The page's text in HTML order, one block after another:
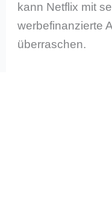
kann Netflix mit
werbefinanzierte
überraschen.